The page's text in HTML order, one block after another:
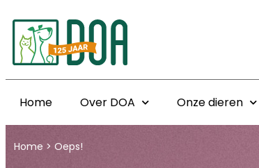
Home Over DOA Onze dieren
Home > Oeps!